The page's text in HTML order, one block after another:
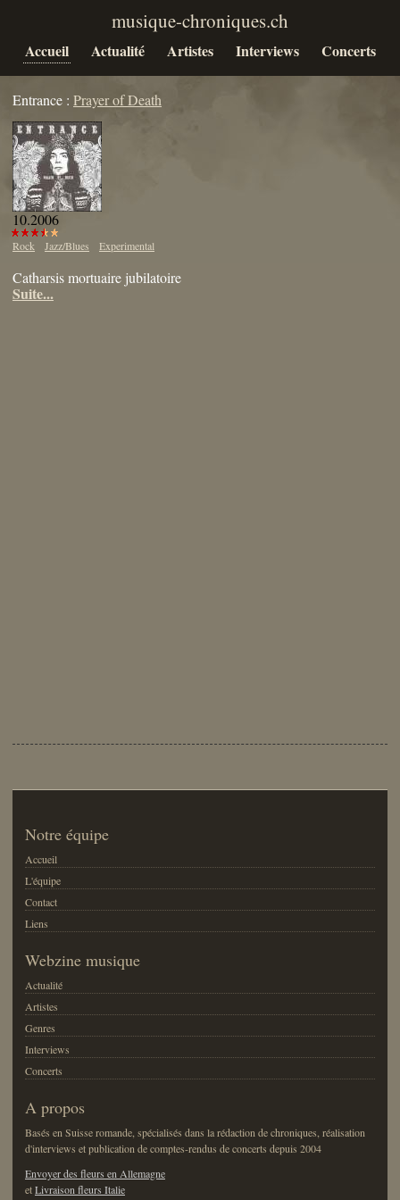
Accueil Actualité Artistes Interviews Concerts
Entrance : Prayer of Death
10.2006
Rock Jazz/Blues Experimental
Catharsis mortuaire jubilatoire
Suite...
Notre équipe
Accueil
L'équipe
Contact
Liens
Webzine musique
Actualité
Artistes
Genres
Interviews
Concerts
A propos
Basés en Suisse romande, spécialisés dans la rédaction de chroniques, réalisation
d'interviews et publication de comptes-rendus de concerts depuis 2004
Envoyer des fleurs en Allemagne
etLivraison fleurs Italie